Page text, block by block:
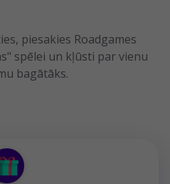
piesakies Roadgames
spēlei un kļūsti par vienu
bagātāks.